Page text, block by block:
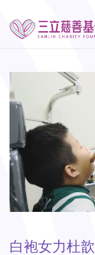
白袍女力杜